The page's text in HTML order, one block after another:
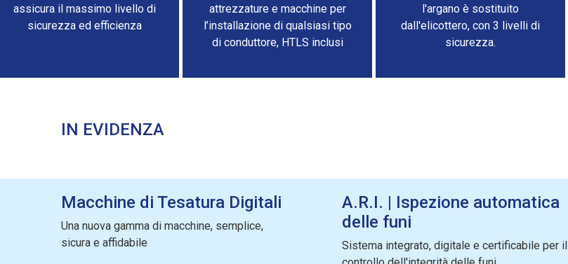
assicura il massimo livello di
sicurezza ed efficienza
attrezzature e macchine per
l’installazione di qualsiasi tipo
di conduttore, HTLS inclusi
l'argano è sostituito
dall'elicottero, con 3 livelli di
sicurezza.
IN EVIDENZA
Macchine di Tesatura Digitali
Una nuova gamma di macchine, semplice,
sicura e affidabile
A.R.I. | Ispezione automatica
delle funi
Sistema integrato, digitale e certificabile per il